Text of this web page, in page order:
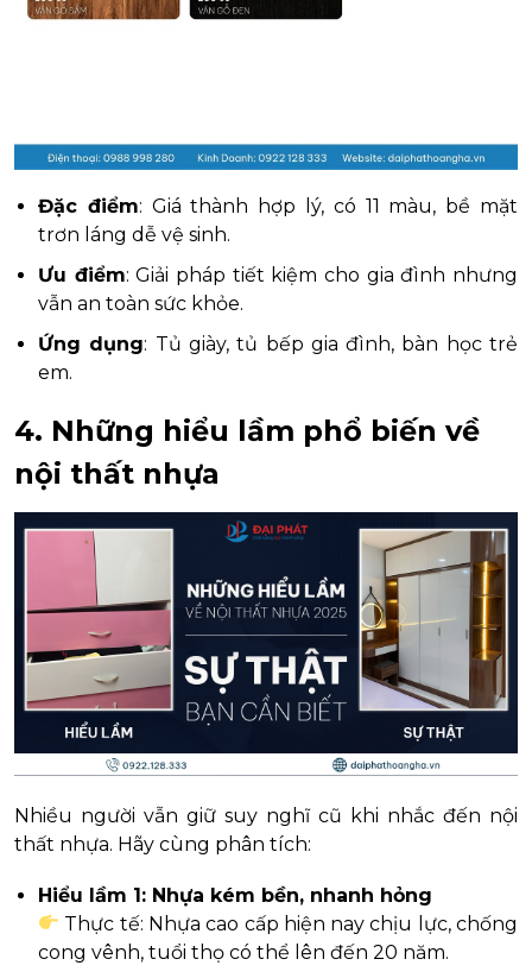
Đặc điểm: Giá thành hợp lý, có 11 màu, bề mặt
trơn láng dễ vệ sinh.
Ưu điểm: Giải pháp tiết kiệm cho gia đình nhưng
vẫn an toàn sức khỏe.
Ứng dụng: Tủ giày, tủ bếp gia đình, bàn học trẻ
em.
4. Những hiểu lầm phổ biến về
nội thất nhựa
Nhiều người vẫn giữ suy nghĩ cũ khi nhắc đến nội
thất nhựa. Hãy cùng phân tích:
Hiểu lầm 1: Nhựa kém bền, nhanh hỏng
Thực tế: Nhựa cao cấp hiện nay chịu lực, chống
cong vênh, tuổi thọ có thể lên đến 20 năm.